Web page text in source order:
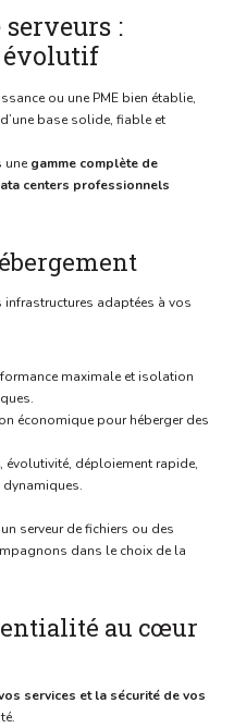
:
évolutif
ou une PME bien établie,
base solide, fiable et
une gamme complète de
centers professionnels
adaptées à vos
maximale et isolation
économique pour héberger des
évolutivité, déploiement rapide,
serveur de fichiers ou des
dans le choix de la
au cœur
services et la sécurité de vos